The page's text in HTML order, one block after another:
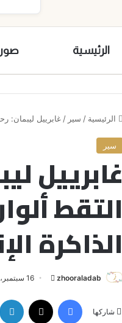
الرئيسية صور
الرئيسية / سير / غابرييل ليبمان:
سير
غابرييل
التقط
الذاكرة
zhooraladab
س
16 سبتمبر، 2025
شاركها